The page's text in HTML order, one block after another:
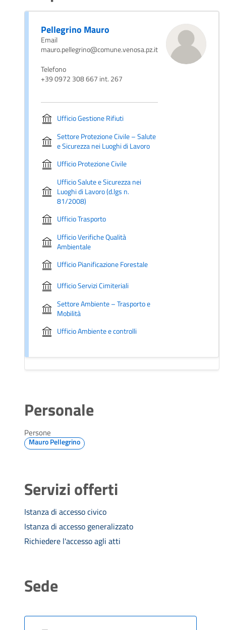
Pellegrino Mauro
Email
mauro.pellegrino@comune.venosa.pz.it
Telefono
+39 0972 308 667 int. 267
Ufficio Gestione Rifiuti
Settore Protezione Civile – Salute
e Sicurezza nei Luoghi di Lavoro
Ufficio Protezione Civile
Ufficio Salute e Sicurezza nei
Luoghi di Lavoro (d.lgs n.
81/2008)
Ufficio Trasporto
Ufficio Verifiche Qualità
Ambientale
Ufficio Pianificazione Forestale
Ufficio Servizi Cimiteriali
Settore Ambiente – Trasporto e
Mobilità
Ufficio Ambiente e controlli
Personale
Persone
Mauro Pellegrino
Servizi offerti
Istanza di accesso civico
Istanza di accesso generalizzato
Richiedere l'accesso agli atti
Sede